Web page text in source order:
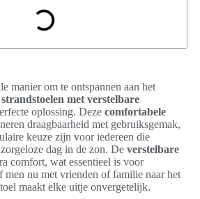
manier om te ontspannen aan het
met verstelbare
oplossing. Deze comfortabele
draagbaarheid met gebruiksgemak,
keuze zijn voor iedereen die
dag in de zon. De verstelbare
comfort, wat essentieel is voor
nu met vrienden of familie naar het
maakt elke uitje onvergetelijk.